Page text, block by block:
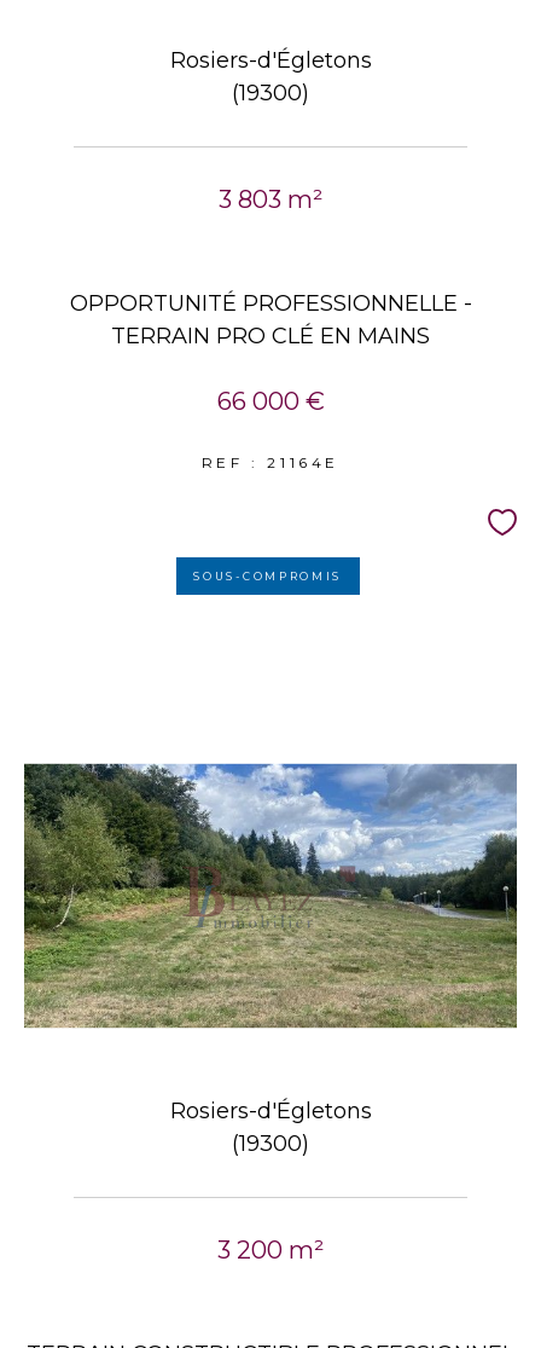
Rosiers-d'Égletons
(19300)
3 803 m²
OPPORTUNITÉ PROFESSIONNELLE -
TERRAIN PRO CLÉ EN MAINS
66 000 €
REF : 21164E
SOUS-COMPROMIS
Rosiers-d'Égletons
(19300)
3 200 m²